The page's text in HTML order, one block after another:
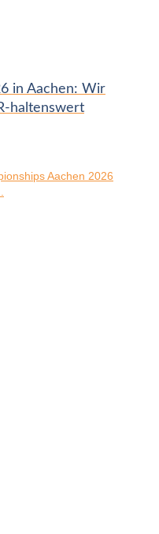
in Aachen: Wir
haltenswert
Aachen 2026